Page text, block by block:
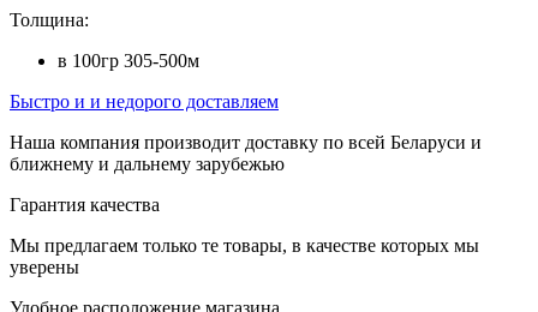
Толщина:
в 100гр 305-500м
Быстро и и недорого доставляем
Наша компания производит доставку по всей Беларуси и
ближнему и дальнему зарубежью
Гарантия качества
Мы предлагаем только те товары, в качестве которых мы
уверены
Удобное расположение магазина